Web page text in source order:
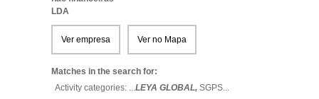
LDA
Ver empresa Ver no Mapa
Matches in the search for:
Activity categories: ...LEYA GLOBAL, SGPS...